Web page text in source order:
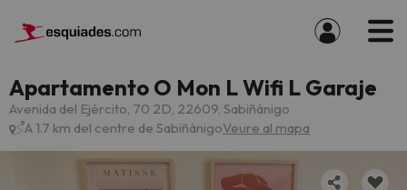
Apartamento O Mon L Wifi L Garaje
Avenida del Ejército, 70 2D, 22609, Sabiñánigo
A 1.7 km del centre de SabiñánigoVeure al mapa